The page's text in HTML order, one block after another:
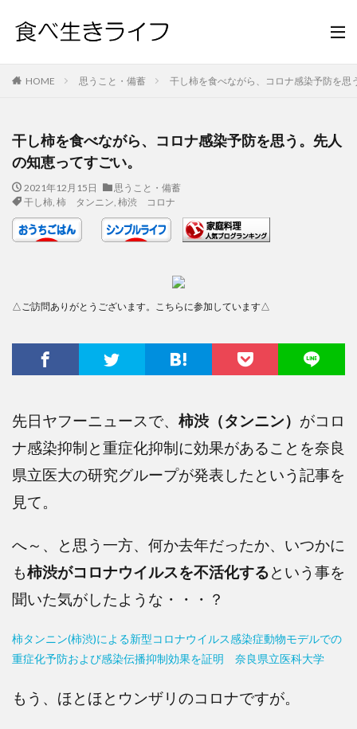
HOME 思うこと・備蓄 干し柿を食べながら、コロナ感染予防を思
干し柿を食べながら、コロナ感染予防を思う。先人
の知恵ってすごい。
2021年12月15日
思うこと・備蓄
干し柿, 柿 タンニン, 柿渋 コロナ
△ご訪問ありがとうございます。こちらに参加しています△
先日ヤフーニュースで、 柿渋（タンニン） がコロ
ナ感染抑制と重症化抑制に効果があることを奈良
県立医大の研究グループが発表したという記事を
見て。
へ～、と思う一方、何か去年だったか、いつかに
も柿渋がコロナウイルスを不活化するという事を
聞いた気がしたような・・・？
柿タンニン(柿渋)による新型コロナウイルス感染症動物モデルでの
重症化予防および感染伝播抑制効果を証明 奈良県立医科大学
もう、ほとほとウンザリのコロナですが。